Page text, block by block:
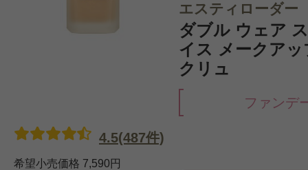
エスティローダー
ダブル ウェア
イス メークア
クリュ
ファンデ
希望小売価格 7,590円
4.5(487件)